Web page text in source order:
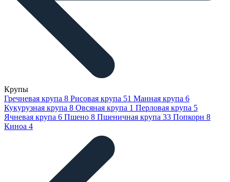
Крупы
Гречневая крупа 8 Рисовая крупа 51 Манная крупа 6
Кукурузная крупа 8 Овсяная крупа 1 Перловая крупа 5
Ячневая крупа 6 Пшено 8 Пшеничная крупа 33 Попкорн 8
Киноа 4